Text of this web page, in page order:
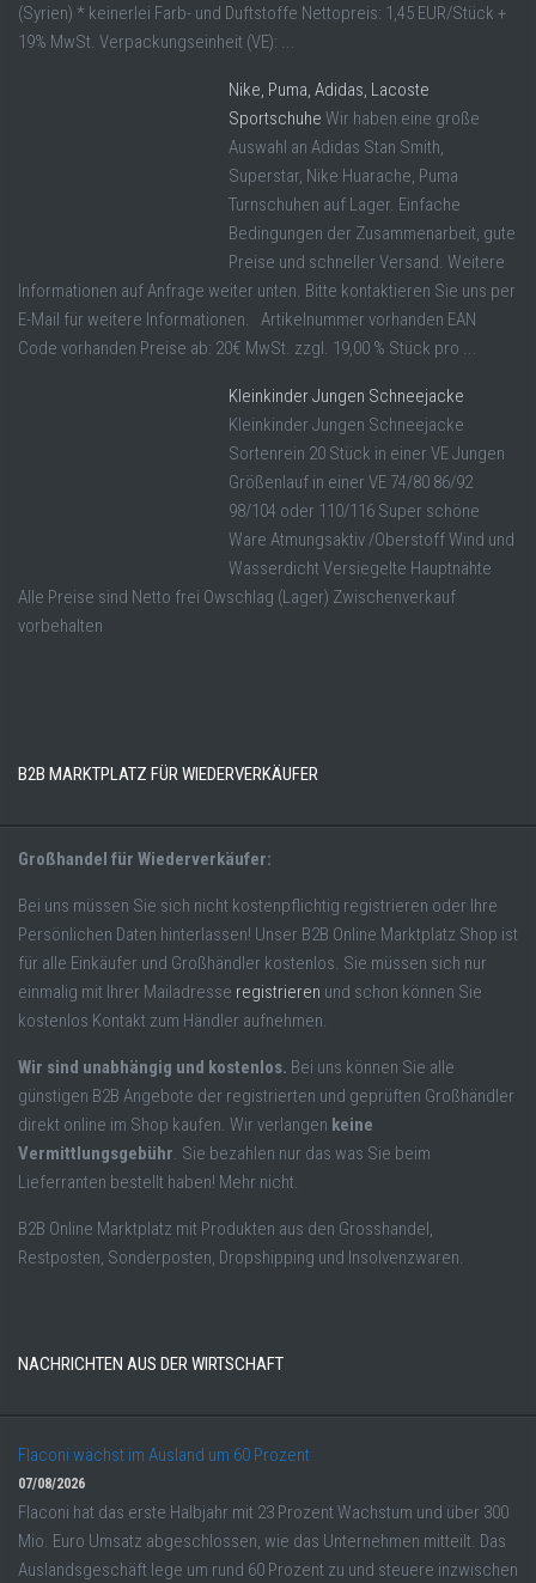
(Syrien) * keinerlei Farb- und Duftstoffe Nettopreis: 1,45 EUR/Stück +
19% MwSt. Verpackungseinheit (VE): ...
Nike, Puma, Adidas, Lacoste
Sportschuhe Wir haben eine große
Auswahl an Adidas Stan Smith,
Superstar, Nike Huarache, Puma
Turnschuhen auf Lager. Einfache
Bedingungen der Zusammenarbeit, gute
Preise und schneller Versand. Weitere
Informationen auf Anfrage weiter unten. Bitte kontaktieren Sie uns per
E-Mail für weitere Informationen. Artikelnummer vorhanden EAN
Code vorhanden Preise ab: 20€ MwSt. zzgl. 19,00 % Stück pro ...
Kleinkinder Jungen Schneejacke
Kleinkinder Jungen Schneejacke
Sortenrein 20 Stück in einer VE Jungen
Größenlauf in einer VE 74/80 86/92
98/104 oder 110/116 Super schöne
Ware Atmungsaktiv /Oberstoff Wind und
Wasserdicht Versiegelte Hauptnähte
Alle Preise sind Netto frei Owschlag (Lager) Zwischenverkauf
vorbehalten
B2B MARKTPLATZ FÜR WIEDERVERKÄUFER
Großhandel für Wiederverkäufer:
Bei uns müssen Sie sich nicht kostenpflichtig registrieren oder Ihre
Persönlichen Daten hinterlassen! Unser B2B Online Marktplatz Shop ist
für alle Einkäufer und Großhändler kostenlos. Sie müssen sich nur
einmalig mit Ihrer Mailadresse registrieren und schon können Sie
kostenlos Kontakt zum Händler aufnehmen.
Wir sind unabhängig und kostenlos. Bei uns können Sie alle
günstigen B2B Angebote der registrierten und geprüften Großhändler
direkt online im Shop kaufen. Wir verlangen keine
Vermittlungsgebühr. Sie bezahlen nur das was Sie beim
Lieferranten bestellt haben! Mehr nicht.
B2B Online Marktplatz mit Produkten aus den Grosshandel,
Restposten, Sonderposten, Dropshipping und Insolvenzwaren.
NACHRICHTEN AUS DER WIRTSCHAFT
Flaconi wächst im Ausland um 60 Prozent
07/08/2026
Flaconi hat das erste Halbjahr mit 23 Prozent Wachstum und über 300
Mio. Euro Umsatz abgeschlossen, wie das Unternehmen mitteilt. Das
Auslandsgeschäft lege um rund 60 Prozent zu und steuere inzwischen